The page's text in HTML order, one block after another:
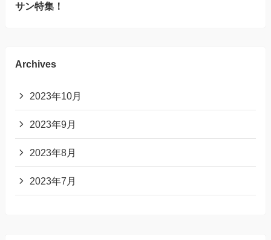
サン特集！
Archives
2023年10月
2023年9月
2023年8月
2023年7月